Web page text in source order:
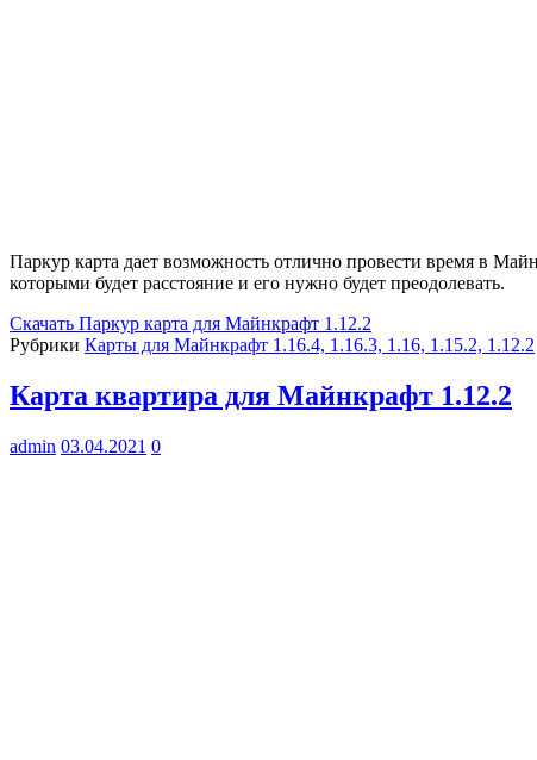
Паркур карта дает возможность отлично провести время в
которыми будет расстояние и его нужно будет преодолевать.
Скачать Паркур карта для Майнкрафт 1.12.2
Рубрики Карты для Майнкрафт 1.16.4, 1.16.3, 1.16, 1.15.2, 1.12.2
Карта квартира для Майнкрафт 1.12.2
admin 03.04.2021 0